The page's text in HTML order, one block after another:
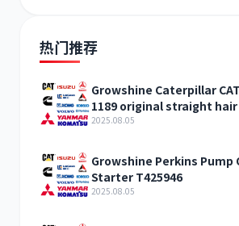
热门推荐
Growshine Caterpillar
1189 original straight
2025.08.05
Growshine Perkins Pump
Starter T425946
2025.08.05